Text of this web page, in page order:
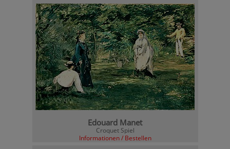
Edouard Manet
Croquet Spiel
Informationen / Bestellen